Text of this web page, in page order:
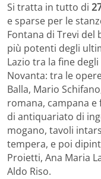
Si tratta in tutto di
e sparse per le
Fontana di Trevi del
più potenti degli
Lazio tra la fine
Novanta: tra le
Balla, Mario
romana, campana e
di antiquariato di
mogano, tavoli
tempera, e poi
Proietti, Ana Maria
Aldo Riso.